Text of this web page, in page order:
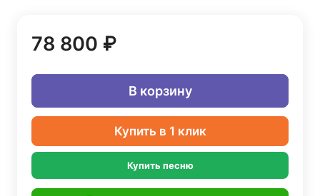
78 800 ₽
В корзину
Купить в 1 клик
Купить песню